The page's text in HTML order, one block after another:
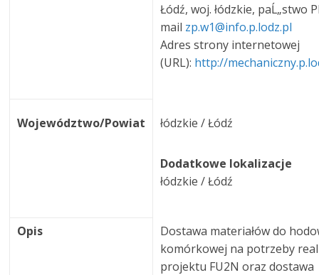
Łódź, woj. łódzkie, paĹ„stwo
mail zp.w1@info.p.lodz.pl
Adres strony internetowej
(URL): http://
Województwo/Powiat łódzkie / Łódź
Dodatkowe lokalizacje
łódzkie / Łódź
Opis
Dostawa materiałów do
komórkowej na potrzeby
projektu FU2N oraz dostawa